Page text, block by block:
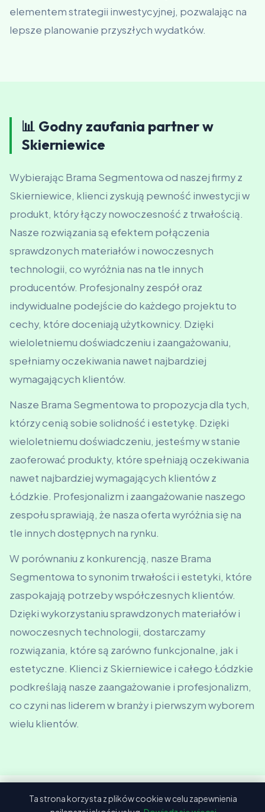
elementem strategii inwestycyjnej, pozwalając na
lepsze planowanie przyszłych wydatków.
📊 Godny zaufania partner w
Skierniewice
Wybierając Brama Segmentowa od naszej firmy z
Skierniewice, klienci zyskują pewność inwestycji w
produkt, który łączy nowoczesność z trwałością.
Nasze rozwiązania są efektem połączenia
sprawdzonych materiałów i nowoczesnych
technologii, co wyróżnia nas na tle innych
producentów. Profesjonalny zespół oraz
indywidualne podejście do każdego projektu to
cechy, które doceniają użytkownicy. Dzięki
wieloletniemu doświadczeniu i zaangażowaniu,
spełniamy oczekiwania nawet najbardziej
wymagających klientów.
Nasze Brama Segmentowa to propozycja dla tych,
którzy cenią sobie solidność i estetykę. Dzięki
wieloletniemu doświadczeniu, jesteśmy w stanie
zaoferować produkty, które spełniają oczekiwania
nawet najbardziej wymagających klientów z
Łódzkie. Profesjonalizm i zaangażowanie naszego
zespołu sprawiają, że nasza oferta wyróżnia się na
tle innych dostępnych na rynku.
W porównaniu z konkurencją, nasze Brama
Segmentowa to synonim trwałości i estetyki, które
zaspokajają potrzeby współczesnych klientów.
Dzięki wykorzystaniu sprawdzonych materiałów i
nowoczesnych technologii, dostarczamy
rozwiązania, które są zarówno funkcjonalne, jak i
estetyczne. Klienci z Skierniewice i całego Łódzkie
podkreślają nasze zaangażowanie i profesjonalizm,
co czyni nas liderem w branży i pierwszym wyborem
wielu klientów.
Ta strona korzysta z plików cookie w celu zapewnienia